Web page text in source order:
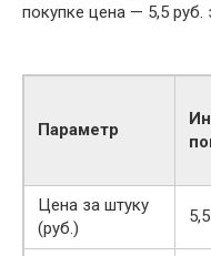
покупке цена — 5,5 руб.
Параметр
Цена за штуку
(руб.)
5,5